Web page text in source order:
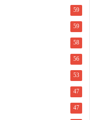
59
59
58
56
53
47
47